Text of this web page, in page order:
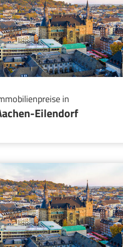
in
Eilendorf